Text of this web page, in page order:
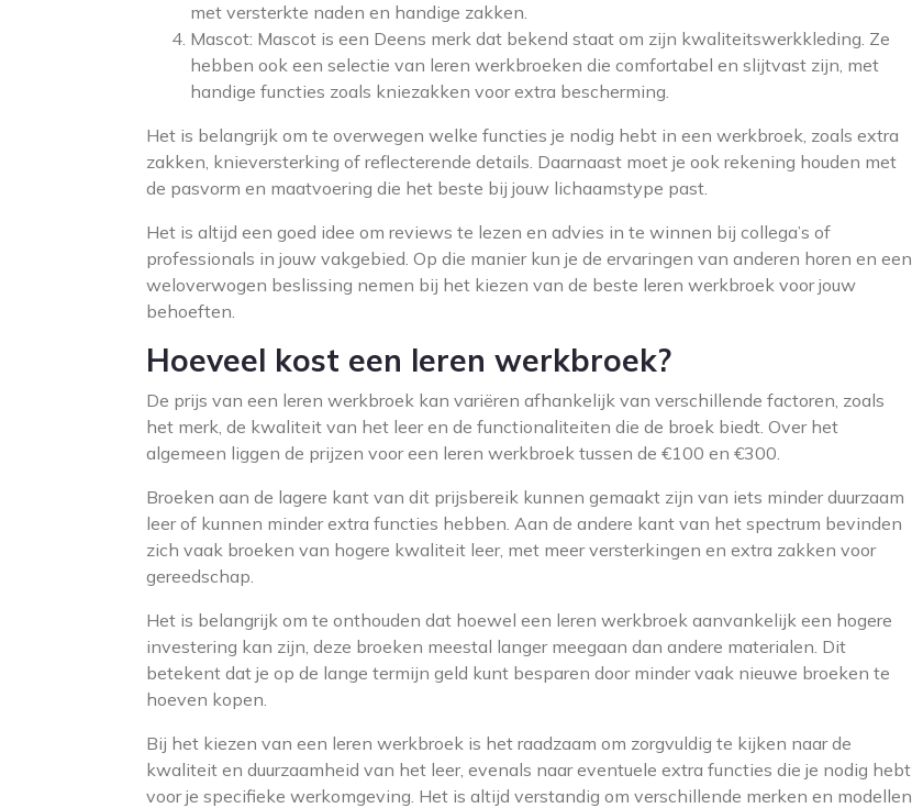
met versterkte naden en handige zakken.
Mascot: Mascot is een Deens merk dat bekend staat om zijn kwaliteitswerkkleding. Ze
hebben ook een selectie van leren werkbroeken die comfortabel en slijtvast zijn, met
handige functies zoals kniezakken voor extra bescherming.
Het is belangrijk om te overwegen welke functies je nodig hebt in een werkbroek, zoals extra
zakken, knieversterking of reflecterende details. Daarnaast moet je ook rekening houden met
de pasvorm en maatvoering die het beste bij jouw lichaamstype past.
Het is altijd een goed idee om reviews te lezen en advies in te winnen bij collega’s of
professionals in jouw vakgebied. Op die manier kun je de ervaringen van anderen horen en een
weloverwogen beslissing nemen bij het kiezen van de beste leren werkbroek voor jouw
behoeften.
Hoeveel kost een leren werkbroek?
De prijs van een leren werkbroek kan variëren afhankelijk van verschillende factoren, zoals
het merk, de kwaliteit van het leer en de functionaliteiten die de broek biedt. Over het
algemeen liggen de prijzen voor een leren werkbroek tussen de €100 en €300.
Broeken aan de lagere kant van dit prijsbereik kunnen gemaakt zijn van iets minder duurzaam
leer of kunnen minder extra functies hebben. Aan de andere kant van het spectrum bevinden
zich vaak broeken van hogere kwaliteit leer, met meer versterkingen en extra zakken voor
gereedschap.
Het is belangrijk om te onthouden dat hoewel een leren werkbroek aanvankelijk een hogere
investering kan zijn, deze broeken meestal langer meegaan dan andere materialen. Dit
betekent dat je op de lange termijn geld kunt besparen door minder vaak nieuwe broeken te
hoeven kopen.
Bij het kiezen van een leren werkbroek is het raadzaam om zorgvuldig te kijken naar de
kwaliteit en duurzaamheid van het leer, evenals naar eventuele extra functies die je nodig hebt
voor je specifieke werkomgeving. Het is altijd verstandig om verschillende merken en modellen